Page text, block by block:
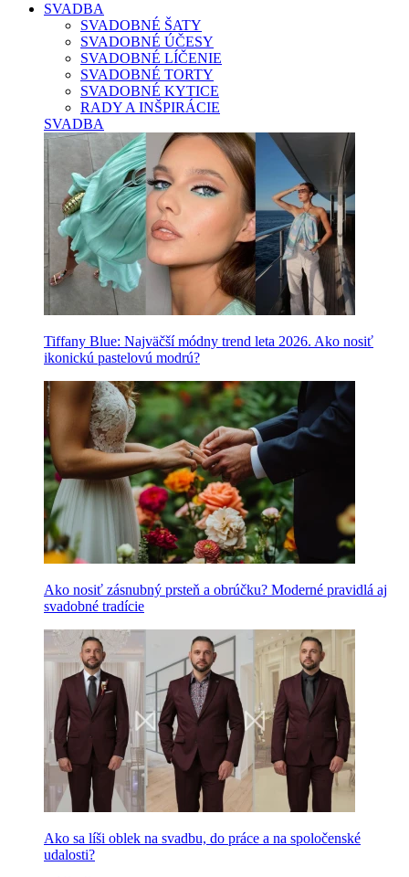
SVADBA
SVADOBNÉ ŠATY
SVADOBNÉ ÚČESY
SVADOBNÉ LÍČENIE
SVADOBNÉ TORTY
SVADOBNÉ KYTICE
RADY A INŠPIRÁCIE
SVADBA
Tiffany Blue: Najväčší módny trend leta 2026. Ako nosiť
ikonickú pastelovú modrú?
Ako nosiť zásnubný prsteň a obrúčku? Moderné pravidlá aj
svadobné tradície
Ako sa líši oblek na svadbu, do práce a na spoločenské
udalosti?